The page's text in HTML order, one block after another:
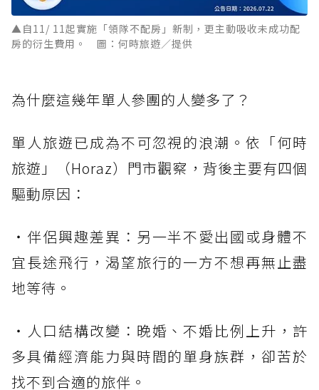
▲自11/ 11起實施「領隊不配房」新制，更主動吸收未成功配
房的衍生費用。 圖：何時旅遊／提供
為什麼這幾年單人參團的人變多了？
單人旅遊已成為不可忽視的浪潮。依「何時
旅遊」（Horaz）門市觀察，背後主要有四個
驅動原因：
・伴侶興趣差異：另一半不愛出國或身體不
宜長途飛行，渴望旅行的一方不想再無止盡
地等待。
・人口結構改變：晚婚、不婚比例上升，許
多具備經濟能力與時間的單身族群，卻苦於
找不到合適的旅伴。